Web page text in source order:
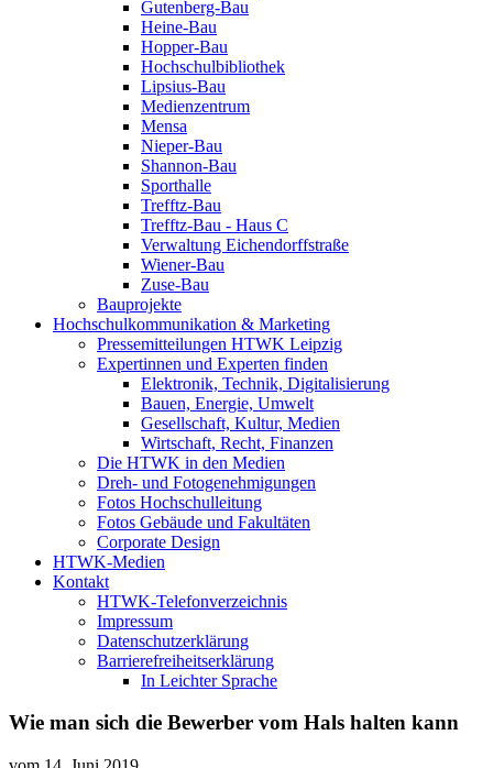
Gutenberg-Bau
Heine-Bau
Hopper-Bau
Hochschulbibliothek
Lipsius-Bau
Medienzentrum
Mensa
Nieper-Bau
Shannon-Bau
Sporthalle
Trefftz-Bau
Trefftz-Bau - Haus C
Verwaltung Eichendorffstraße
Wiener-Bau
Zuse-Bau
Bauprojekte
Hochschulkommunikation & Marketing
Pressemitteilungen HTWK Leipzig
Expertinnen und Experten finden
Elektronik, Technik, Digitalisierung
Bauen, Energie, Umwelt
Gesellschaft, Kultur, Medien
Wirtschaft, Recht, Finanzen
Die HTWK in den Medien
Dreh- und Fotogenehmigungen
Fotos Hochschulleitung
Fotos Gebäude und Fakultäten
Corporate Design
HTWK-Medien
Kontakt
HTWK-Telefonverzeichnis
Impressum
Datenschutzerklärung
Barrierefreiheitserklärung
In Leichter Sprache
Wie man sich die Bewerber vom Hals halten kann